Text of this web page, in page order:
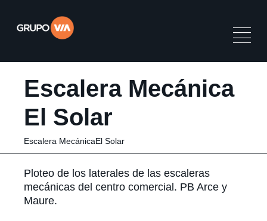
Escalera Mecánica
El Solar
Escalera MecánicaEl Solar
Ploteo de los laterales de las escaleras
mecánicas del centro comercial. PB Arce y
Maure.